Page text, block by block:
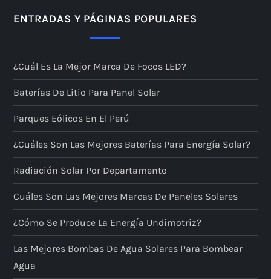
ENTRADAS Y PÁGINAS POPULARES
¿Cuál Es La Mejor Marca De Focos LED?
Baterías De Litio Para Panel Solar
Parques Eólicos En El Perú
¿Cuáles Son Las Mejores Baterías Para Energía Solar?
Radiación Solar Por Departamento
Cuáles Son Las Mejores Marcas De Paneles Solares
¿Cómo Se Produce La Energía Undimotriz?
Las Mejores Bombas De Agua Solares Para Bombear
Agua